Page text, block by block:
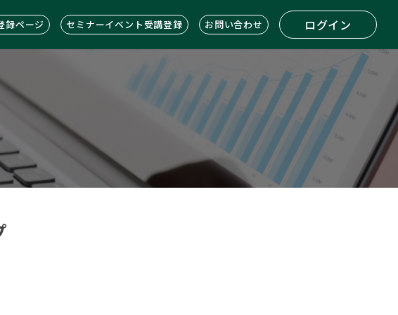
録ページ セミナーイベント受講登録 お問い合わせ ログイン